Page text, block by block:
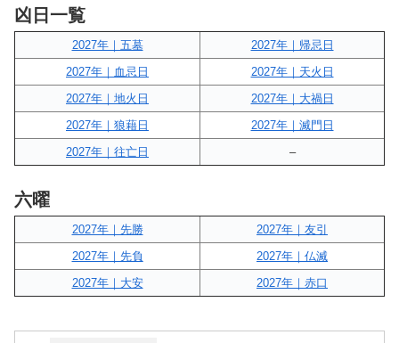
凶日一覧
2027年｜五墓
2027年｜帰忌日
2027年｜血忌日
2027年｜天火日
2027年｜地火日
2027年｜大禍日
2027年｜狼藉日
2027年｜滅門日
2027年｜往亡日
–
六曜
2027年｜先勝
2027年｜友引
2027年｜先負
2027年｜仏滅
2027年｜大安
2027年｜赤口